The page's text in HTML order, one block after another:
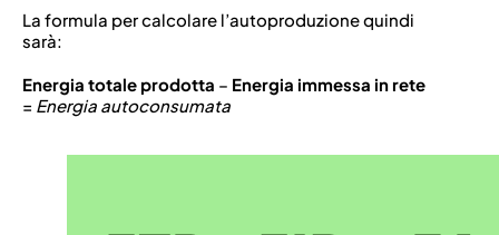
La formula per calcolare l’autoproduzione quindi
sarà:
Energia totale prodotta – Energia immessa in rete
= Energia autoconsumata